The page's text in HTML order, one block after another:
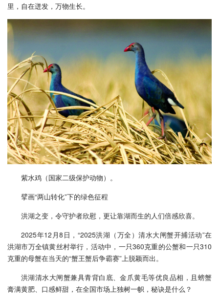
里，自在迸发，万物生长。
紫水鸡（国家二级保护动物）。
擘画“两山转化”下的绿色征程
洪湖之变，令守护者欣慰，更让靠湖而生的人们倍感欣喜。
2025年12月8日，“2025洪湖（万全）清水大闸蟹开捕活动”在
洪湖市万全镇黄丝村举行，活动中，一只360克重的公蟹和一只310
克重的母蟹在当天的“蟹王蟹后争霸赛”上脱颖而出。
洪湖清水大闸蟹兼具青背白底、金爪黄毛等优良品相，且螃蟹
膏满黄肥、口感鲜甜，在全国市场上独树一帜，秘诀是什么？